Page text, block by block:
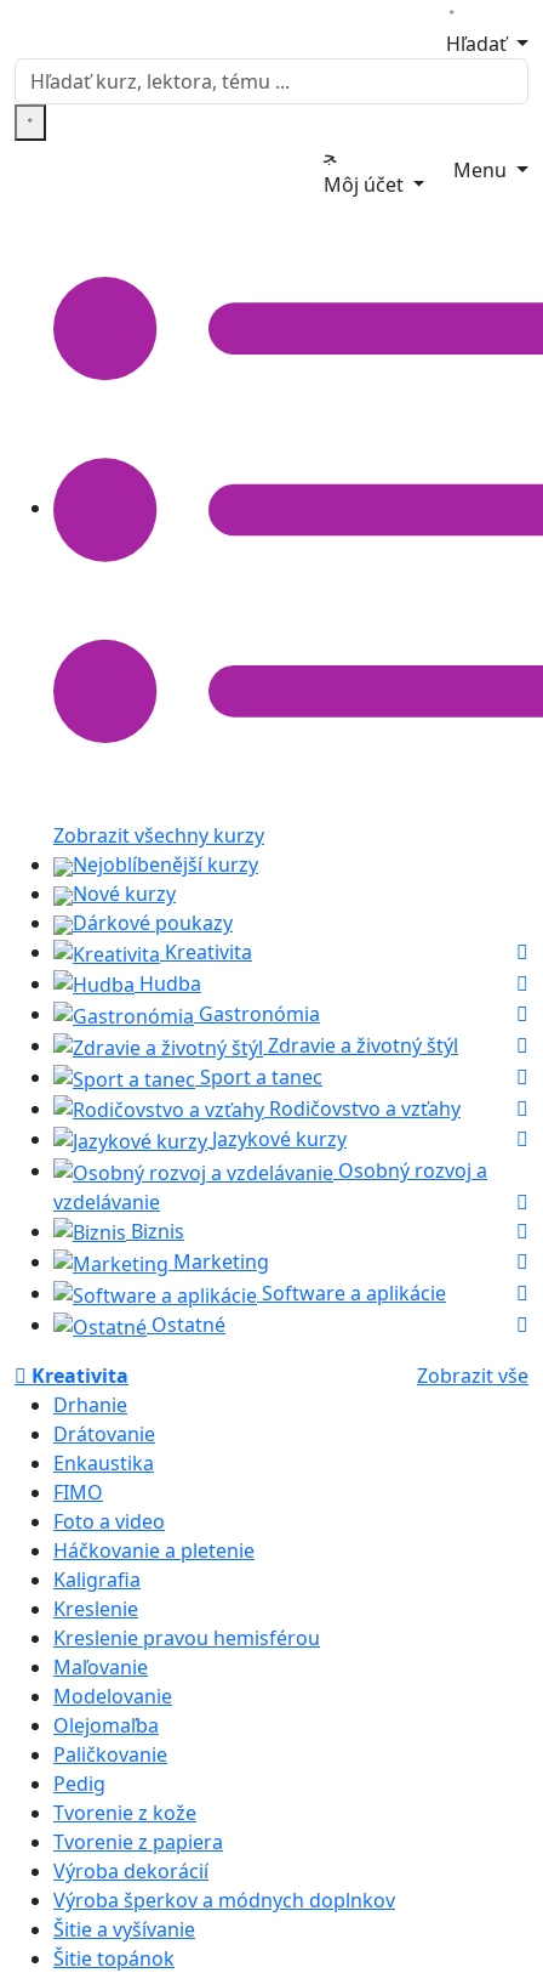
Hľadať
Môj účet
Menu
Zobrazit všechny kurzy
Nejoblíbenější kurzy
Nové kurzy
Dárkové poukazy
Kreativita
Hudba
Gastronómia
Zdravie a životný štýl
Sport a tanec
Rodičovstvo a vzťahy
Jazykové kurzy
Osobný rozvoj a
vzdelávanie
Biznis
Marketing
Software a aplikácie
Ostatné
Kreativita
Zobrazit vše
Drhanie
Drátovanie
Enkaustika
FIMO
Foto a video
Háčkovanie a pletenie
Kaligrafia
Kreslenie
Kreslenie pravou hemisférou
Maľovanie
Modelovanie
Olejomaľba
Paličkovanie
Pedig
Tvorenie z kože
Tvorenie z papiera
Výroba dekorácií
Výroba šperkov a módnych doplnkov
Šitie a vyšívanie
Šitie topánok